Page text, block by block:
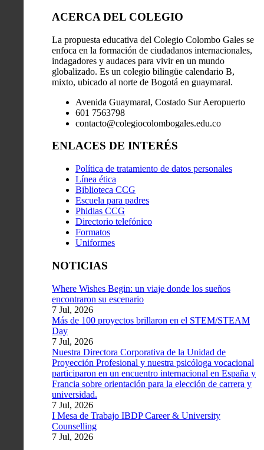
ACERCA DEL COLEGIO
La propuesta educativa del Colegio Colombo Gales se
enfoca en la formación de ciudadanos internacionales,
indagadores y audaces para vivir en un mundo
globalizado. Es un colegio bilingüe calendario B,
mixto, ubicado al norte de Bogotá en guaymaral.
Avenida Guaymaral, Costado Sur Aeropuerto
601 7563798
contacto@colegiocolombogales.edu.co
ENLACES DE INTERÉS
Política de tratamiento de datos personales
Línea ética
Biblioteca CCG
Escuela para padres
Phidias CCG
Directorio telefónico
Formatos
Uniformes
NOTICIAS
Where Wishes Begin: un viaje donde los sueños
encontraron su escenario
7 Jul, 2026
Más de 100 proyectos brillaron en el STEM/STEAM
Day
7 Jul, 2026
Nuestra Directora Corporativa de la Unidad de
Proyección Profesional y nuestra psicóloga vocacional
participaron en un encuentro internacional en España y
Francia sobre orientación para la elección de carrera y
universidad.
7 Jul, 2026
I Mesa de Trabajo IBDP Career & University
Counselling
7 Jul, 2026